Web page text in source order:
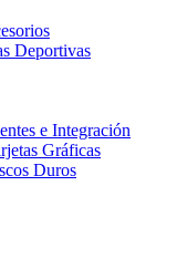
Deportivas
e Integración
Gráficas
Duros